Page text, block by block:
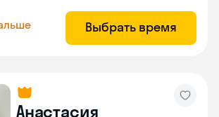
Выбрать время
Анастасия